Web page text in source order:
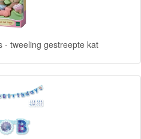
- tweeling gestreepte kat